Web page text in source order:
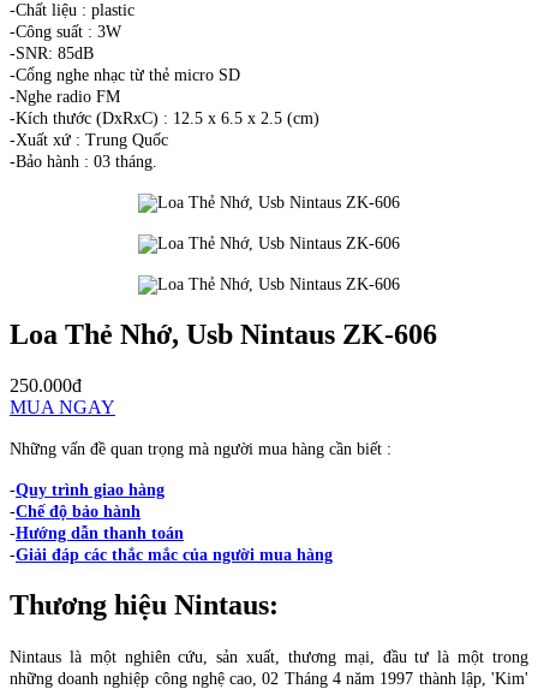
-Chất liệu : plastic
-Công suất : 3W
-SNR: 85dB
-Cổng nghe nhạc từ thẻ micro SD
-Nghe radio FM
-Kích thước (DxRxC) : 12.5 x 6.5 x 2.5 (cm)
-Xuất xứ : Trung Quốc
-Bảo hành : 03 tháng.
Loa Thẻ Nhớ, Usb Nintaus ZK-606
250.000đ
MUA NGAY
Những vấn đề quan trọng mà người mua hàng cần biết :
-Quy trình giao hàng
-Chế độ bảo hành
-Hướng dẫn thanh toán
-Giải đáp các thắc mắc của người mua hàng
Thương hiệu Nintaus:
Nintaus là một nghiên cứu, sản xuất, thương mại, đầu tư là một trong
những doanh nghiệp công nghệ cao, 02 Tháng 4 năm 1997 thành lập, 'Kim'